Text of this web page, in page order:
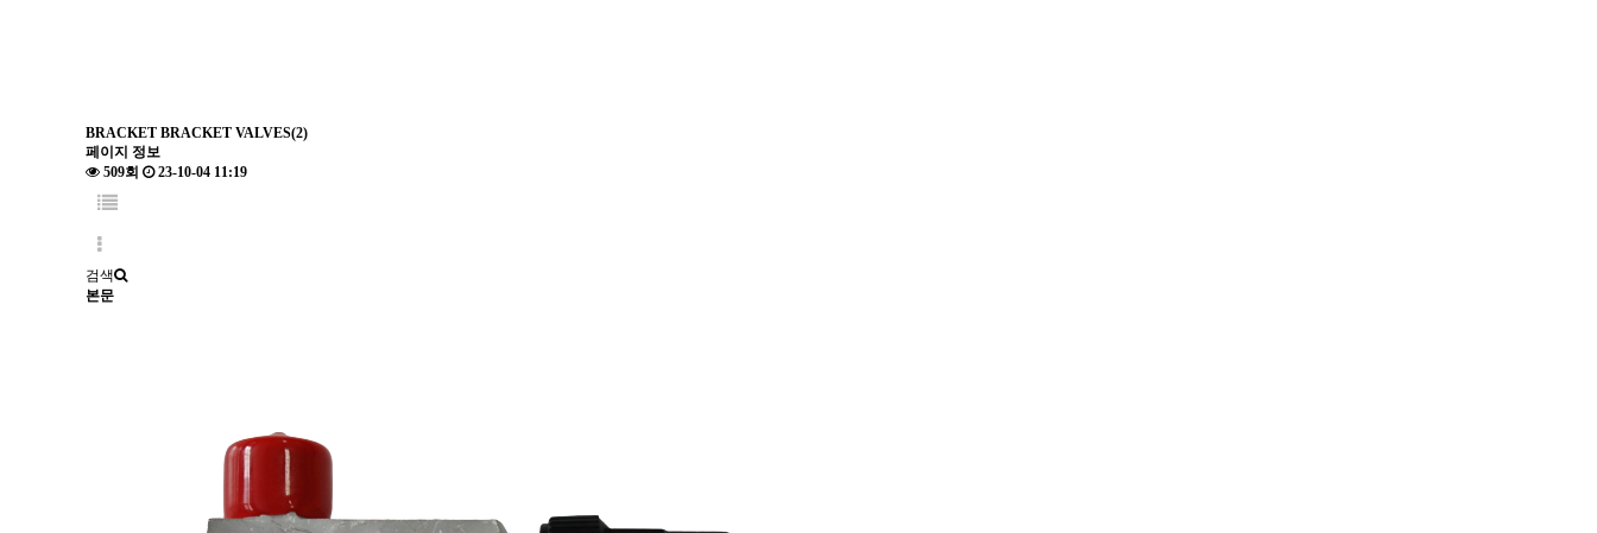
BRACKET BRACKET VALVES(2)
페이지 정보
509회
23-10-04 11:19
검색
본문